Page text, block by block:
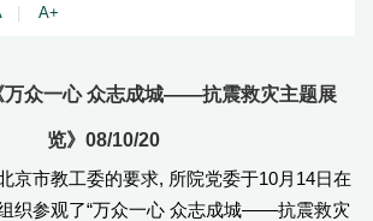
A+
万众一心 众志成城——抗震救灾主题展
览》08/10/20
市教工委的要求, 所院党委于10月14日在
织参观了“万众一心 众志成城——抗震救灾